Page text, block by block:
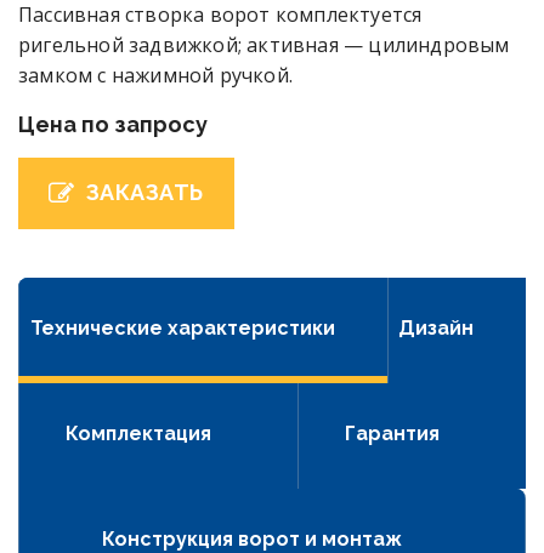
Пассивная створка ворот комплектуется
ригельной задвижкой; активная — цилиндровым
замком с нажимной ручкой.
Цена по запросу
ЗАКАЗАТЬ
Технические характеристики Дизайн
Комплектация Гарантия
Конструкция ворот и монтаж